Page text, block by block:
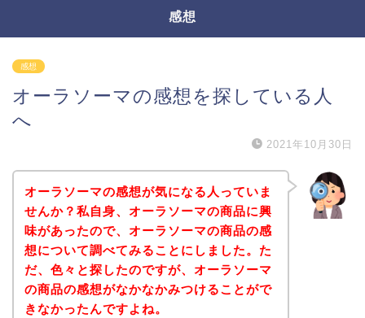
感想
感想
オーラソーマの感想を探している人
へ
2021年10月30日
オーラソーマの感想が気になる人っていま
せんか？私自身、オーラソーマの商品に興
味があったので、オーラソーマの商品の感
想について調べてみることにしました。た
だ、色々と探したのですが、オーラソーマ
の商品の感想がなかなかみつけることがで
きなかったんですよね。